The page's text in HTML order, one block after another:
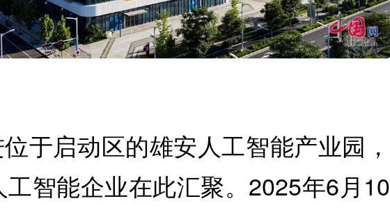
于启动区的雄安人工智能产业园，
工智能企业在此汇聚。2025年6月10